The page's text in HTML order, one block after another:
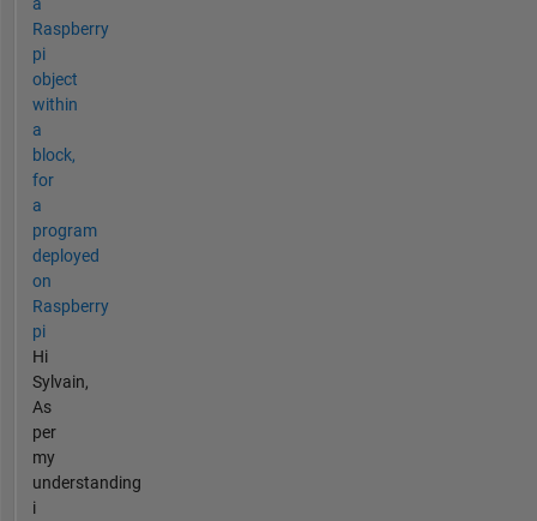
Raspberry
pi
object
within
a
block,
for
a
program
deployed
on
Raspberry
pi
Hi
Sylvain,
As
per
my
understanding
i